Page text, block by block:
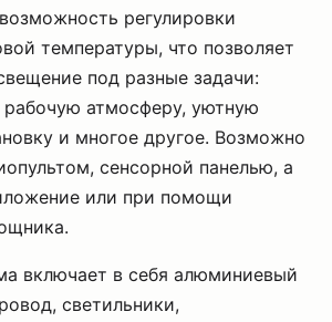
регулировки
температуры, что позволяет
под разные задачи:
атмосферу, уютную
и многое другое. Возможно
сенсорной панелью, а
или при помощи
включает в себя алюминиевый
светильники,